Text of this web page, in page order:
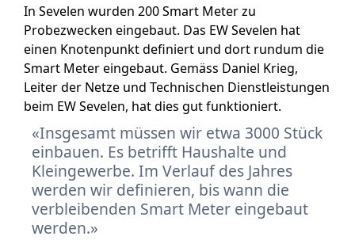
In Sevelen wurden 200 Smart Meter zu
Probezwecken eingebaut. Das EW Sevelen hat
einen Knotenpunkt definiert und dort rundum die
Smart Meter eingebaut. Gemäss Daniel Krieg,
Leiter der Netze und Technischen Dienstleistungen
beim EW Sevelen, hat dies gut funktioniert.
Insgesamt müssen wir etwa 3000 Stück
einbauen. Es betrifft Haushalte und
Kleingewerbe. Im Verlauf des Jahres
werden wir definieren, bis wann die
verbleibenden Smart Meter eingebaut
werden.